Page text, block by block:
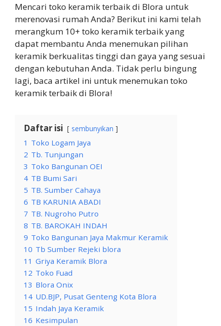
Mencari toko keramik terbaik di Blora untuk
merenovasi rumah Anda? Berikut ini kami telah
merangkum 10+ toko keramik terbaik yang
dapat membantu Anda menemukan pilihan
keramik berkualitas tinggi dan gaya yang sesuai
dengan kebutuhan Anda. Tidak perlu bingung
lagi, baca artikel ini untuk menemukan toko
keramik terbaik di Blora!
Daftar isi sembunyikan
1 Toko Logam Jaya
2 Tb. Tunjungan
3 Toko Bangunan OEI
4 TB Bumi Sari
5 TB. Sumber Cahaya
6 TB KARUNIA ABADI
7 TB. Nugroho Putro
8 TB. BAROKAH INDAH
9 Toko Bangunan Jaya Makmur Keramik
10 Tb Sumber Rejeki blora
11 Griya Keramik Blora
12 Toko Fuad
13 Blora Onix
14 UD.BJP, Pusat Genteng Kota Blora
15 Indah Jaya Keramik
16 Kesimpulan